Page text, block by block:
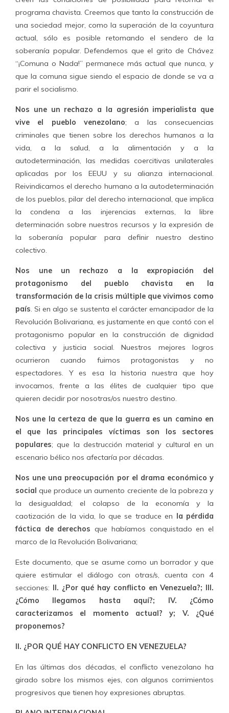
programa chavista. Creemos que tanto la construcción de
una sociedad mejor, como la superación de la coyuntura
actual, sólo es posible retomando el sendero de la
soberanía popular. Defendemos que el grito de Chávez
“¡Comuna o Nada!” permanece más actual que nunca, y
que la comuna sigue siendo el espacio de donde se va a
parir el socialismo.
Nos une un rechazo a la agresión imperialista que
vive el pueblo venezolano; a las consecuencias
criminales que tienen sobre los derechos humanos a la
vida, a la salud, a la alimentación y a la
autodeterminación, las medidas coercitivas unilaterales
aplicadas por los EEUU y su alianza internacional.
Reivindicamos el derecho humano a la autodeterminación
de los pueblos, pilar del derecho internacional, que implica
la condena a las injerencias externas, la libre
determinación sobre nuestros recursos y la expresión de
la soberanía popular para definir nuestro destino
colectivo.
Nos une un rechazo a la expropiación del
protagonismo del pueblo chavista en la
transformación de la crisis múltiple que vivimos como
país. Si en algo se sustenta el carácter emancipador de la
Revolución Bolivariana, es justamente en que contó con el
protagonismo popular en la construcción de dignidad
colectiva y justicia social. Nuestros mejores logros
ocurrieron cuando fuimos protagonistas y no
espectadores. Y es esa la historia nuestra que hoy
invocamos, frente a las élites de cualquier tipo que
quieren decidir por nosotras/os nuestro destino.
Nos une la certeza de que la guerra es un camino en
el que las principales víctimas son los sectores
populares; que la destrucción material y cultural en un
escenario bélico nos afectaría por décadas.
Nos une una preocupación por el drama económico y
social que produce un aumento creciente de la pobreza y
la desigualdad; el colapso de la economía y la
caotización de la vida, lo que se traduce en la pérdida
fáctica de derechos que habíamos conquistado en el
marco de la Revolución Bolivariana;
Este documento, que se asume como un borrador y que
quiere estimular el diálogo con otras/s, cuenta con 4
secciones: II. ¿Por qué hay conflicto en Venezuela?; III.
¿Cómo llegamos hasta aquí?; IV. ¿Cómo
caracterizamos el momento actual? y; V. ¿Qué
proponemos?
II. ¿POR QUÉ HAY CONFLICTO EN VENEZUELA?
En las últimas dos décadas, el conflicto venezolano ha
girado sobre los mismos ejes, con algunos corrimientos
progresivos que tienen hoy expresiones abruptas.